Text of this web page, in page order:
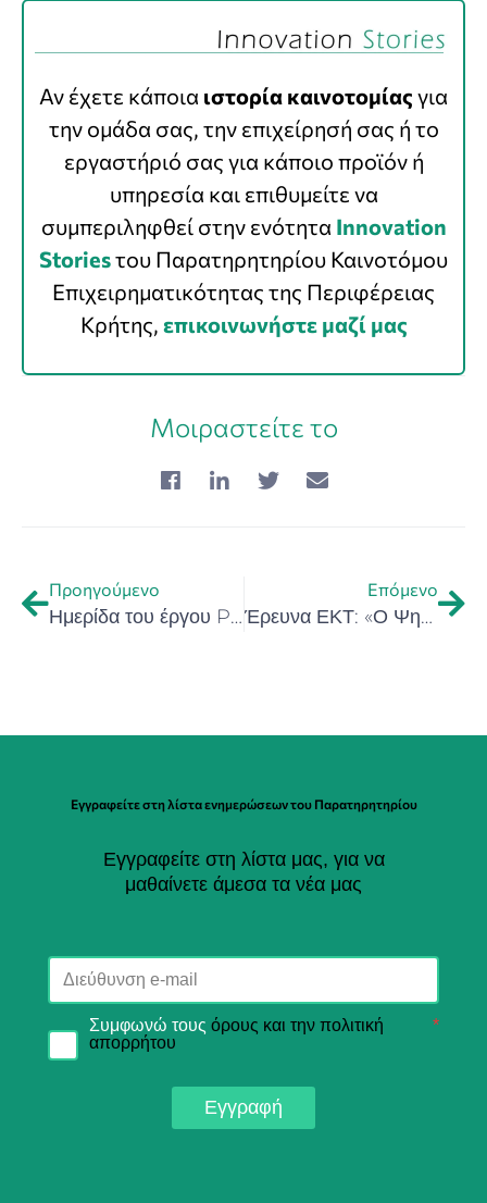
Αν έχετε κάποια ιστορία καινοτομίας για
την ομάδα σας, την επιχείρησή σας ή το
εργαστήριό σας για κάποιο προϊόν ή
υπηρεσία και επιθυμείτε να
συμπεριληφθεί στην ενότητα Innovation
Storiesτου Παρατηρητηρίου Καινοτόμου
Επιχειρηματικότητας της Περιφέρειας
Κρήτης, επικοινωνήστε μαζί μας
Μοιραστείτε το
Προηγούμενο
Ημερίδα του έργου ProEnGaT με θέμα τις προοπτικές εργασίας στο πεδίο Διατροφή – Γαστρονομία (22 Αυγούστου 2025, Ηράκλειο)
Επόμενο
Έρευνα ΕΚΤ: «Ο Ψηφιακός Μετασχηματισμός των ελληνικών επιχειρήσεων, 2020-2022: Επενδύσεις, δεδομένα και δεξιότητες»
Εγγραφείτε στη λίστα ενημερώσεων του Παρατηρητηρίου
Εγγραφείτε στη λίστα μας, για να
μαθαίνετε άμεσα τα νέα μας
Συμφωνώ τους όρους και την πολιτική
απορρήτου
*
Εγγραφή